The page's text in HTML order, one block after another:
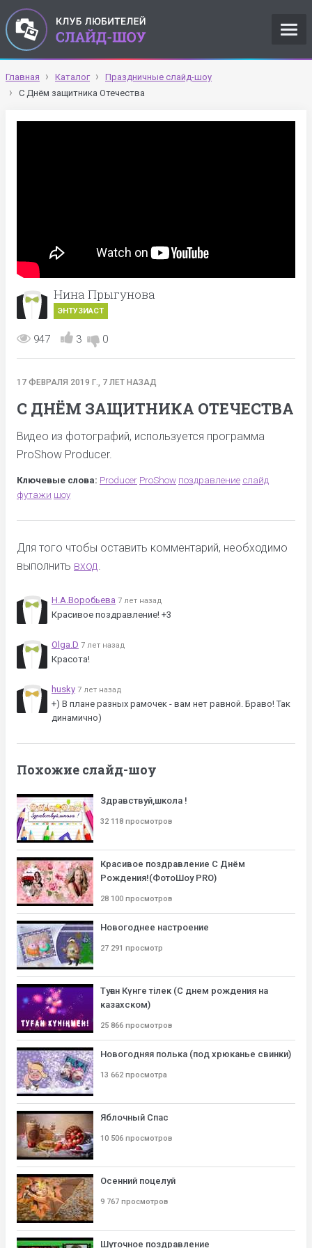
Главная Каталог
Праздничные слайд-шоу
С Днём защитника Отечества
Нина Прыгунова
ЭНТУЗИАСТ
947 3 0
17 ФЕВРАЛЯ 2019 Г., 7 ЛЕТ НАЗАД
С ДНЁМ ЗАЩИТНИКА ОТЕЧЕСТВА
Видео из фотографий, используется программа
ProShow Producer.
Ключевые слова: Producer ProShow поздравление слайд
футажи шоу
Для того чтобы оставить комментарий, необходимо
выполнить вход.
Н.А.Воробьева 7 лет назад
Красивое поздравление! +3
Olga.D 7 лет назад
Красота!
husky 7 лет назад
+) В плане разных рамочек - вам нет равной. Браво! Так
динамично)
Похожие слайд-шоу
Здравствуй,школа !
32 118 просмотров
Красивое поздравление С Днём
Рождения!(ФотоШоу PRO)
28 100 просмотров
Новогоднее настроение
27 291 просмотр
Туған Күнге тілек (С днем рождения на
казахском)
25 866 просмотров
Новогодняя полька (под хрюканье свинки)
13 662 просмотра
Яблочный Спас
10 506 просмотров
Осенний поцелуй
9 767 просмотров
Шуточное поздравление